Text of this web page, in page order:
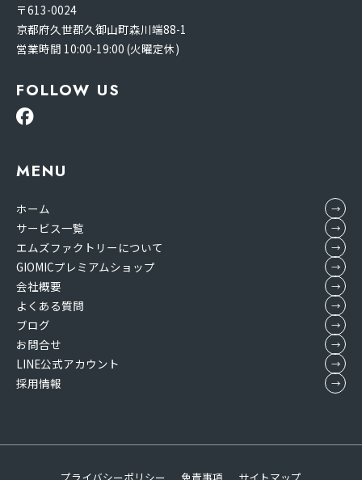
〒613-0024
京都府久世郡久御山町森川端88-1
営業時間 10:00-19:00 (火曜定休)
FOLLOW US
MENU
ホーム
サービス一覧
エムズファクトリーについて
GIOMICプレミアムショップ
会社概要
よくある質問
ブログ
お問合せ
LINE公式アカウント
採用情報